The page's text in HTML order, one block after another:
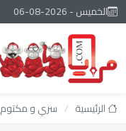
الخميس - 2026-08-06
الرئيسية / سري و مكتوم